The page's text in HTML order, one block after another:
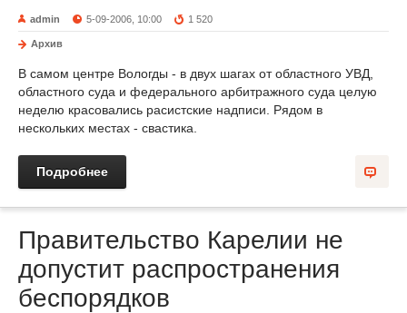
admin 5-09-2006, 10:00 1 520
Архив
В самом центре Вологды - в двух шагах от областного УВД,
областного суда и федерального арбитражного суда целую
неделю красовались расистские надписи. Рядом в
нескольких местах - свастика.
Подробнее
Правительство Карелии не
допустит распространения
беспорядков